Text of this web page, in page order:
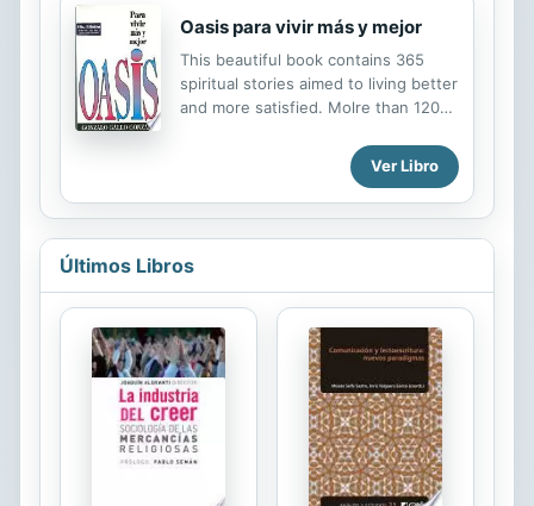
Oasis para vivir más y mejor
This beautiful book contains 365
spiritual stories aimed to living better
and more satisfied. Molre than 120
Ver Libro
Últimos Libros